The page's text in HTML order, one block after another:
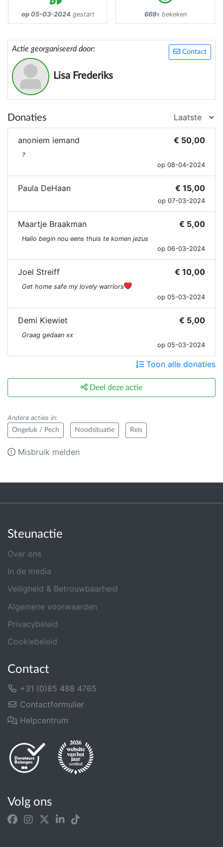
op 05-03-2024 gestart 669x bekeken
Contact
Actie georganiseerd door:
Lisa Frederiks
Donaties
anoniem iemand € 50,00
?
op 08-04-2024
Paula DeHaan € 15,00
op 07-03-2024
Maartje Braakman € 5,00
Hallo begin nou eens thuis te komen jezus
op 06-03-2024
Joel Streiff € 10,00
Get home safe my lovely warriors
op 05-03-2024
Demi Kiewiet € 5,00
Graag gedaan xx
op 05-03-2024
Toon alle donaties
Deel deze actie
Andere acties in:
Ongeluk / Pech Noodsituatie Reis
Misbruik melden
Steunactie
Over ons
In de media
Veiligheid & Betrouwbaarheid
Algemene voorwaarden
Privacybeleid
Cookiebeleid
Contact
+31 (0)85 488 4765
Contactformulier
Helpcentrum
Volg ons